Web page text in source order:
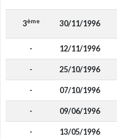
3ème 30/11/1996
- 12/11/1996
- 25/10/1996
- 07/10/1996
- 09/06/1996
- 13/05/1996